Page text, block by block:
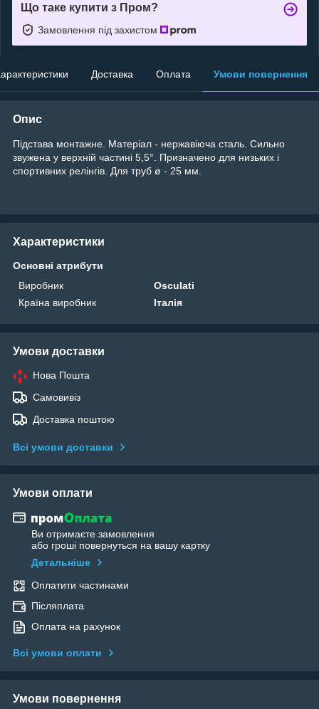
Що таке купити з Пром?
Замовлення під захистом
Доставка Оплата Умови повернення
Опис
Підстава монтажне. Матеріал - нержавіюча сталь. Сильно
звужена у верхній частині 5,5°. Призначено для низьких і
спортивних релінгів. Для труб ø - 25 мм.
Характеристики
Основні атрибути
Виробник
Osculati
Країна виробник
Італія
Умови доставки
Нова Пошта
Самовивіз
Доставка поштою
Всі умови доставки
Умови оплати
Ви отримаєте замовлення
або гроші повернуться на вашу картку
Детальніше
Оплатити частинами
Післяплата
Оплата на рахунок
Всі умови оплати
Умови повернення